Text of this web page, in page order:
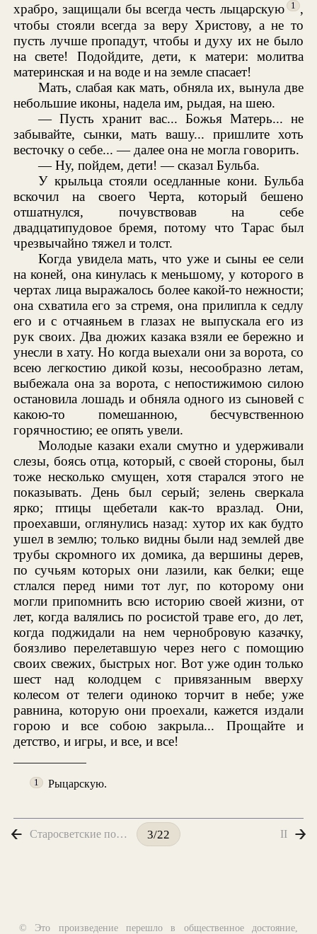
храбро, защищали бы всегда честь лыцарскую
1 ,
чтобы стояли всегда за веру Христову, а не то
пусть лучше пропадут, чтобы и духу их не было
на свете! Подойдите, дети, к матери: молитва
материнская и на воде и на земле спасает!
Мать, слабая как мать, обняла их, вынула две
небольшие иконы, надела им, рыдая, на шею.
— Пусть хранит вас... Божья Матерь... не
забывайте, сынки, мать вашу... пришлите хоть
весточку о себе... — далее она не могла говорить.
— Ну, пойдем, дети! — сказал Бульба.
У крыльца стояли оседланные кони. Бульба
вскочил на своего Черта, который бешено
отшатнулся, почувствовав на себе
двадцатипудовое бремя, потому что Тарас был
чрезвычайно тяжел и толст.
Когда увидела мать, что уже и сыны ее сели
на коней, она кинулась к меньшому, у которого в
чертах лица выражалось более какой-то нежности;
она схватила его за стремя, она прилипла к седлу
его и с отчаяньем в глазах не выпускала его из
рук своих. Два дюжих казака взяли ее бережно и
унесли в хату. Но когда выехали они за ворота, со
всею легкостию дикой козы, несообразно летам,
выбежала она за ворота, с непостижимою силою
остановила лошадь и обняла одного из сыновей с
какою-то помешанною, бесчувственною
горячностию; ее опять увели.
Молодые казаки ехали смутно и удерживали
слезы, боясь отца, который, с своей стороны, был
тоже несколько смущен, хотя старался этого не
показывать. День был серый; зелень сверкала
ярко; птицы щебетали как-то вразлад. Они,
проехавши, оглянулись назад: хутор их как будто
ушел в землю; только видны были над землей две
трубы скромного их домика, да вершины дерев,
по сучьям которых они лазили, как белки; еще
стлался перед ними тот луг, по которому они
могли припомнить всю историю своей жизни, от
лет, когда валялись по росистой траве его, до лет,
когда поджидали на нем чернобровую казачку,
боязливо перелетавшую через него с помощию
своих свежих, быстрых ног. Вот уже один только
шест над колодцем с привязанным вверху
колесом от телеги одиноко торчит в небе; уже
равнина, которую они проехали, кажется издали
горою и все собою закрыла... Прощайте и
детство, и игры, и все, и все!
1 Рыцарскую.
Старосветские помещики 3/22 II
© Это произведение перешло в общественное достояние,